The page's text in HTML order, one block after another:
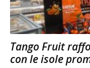
Tango Fruit
con le isole